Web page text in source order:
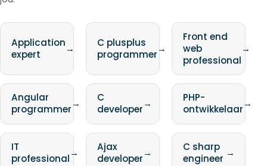
Application
expert
→
C plusplus
programmer→
Front end
web
professional
→
Angular
programmer→
C
developer→
PHP-
ontwikkelaar→
IT
professional→
Ajax
developer→
C sharp
engineer →